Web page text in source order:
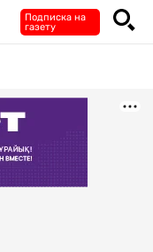
Подписка на
газету